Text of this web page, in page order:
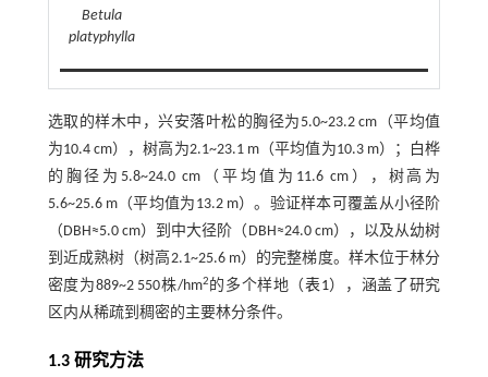
Betula
platyphylla
选取的样木中，兴安落叶松的胸径为5.0~23.2 cm（平均值
为10.4 cm），树高为2.1~23.1 m（平均值为10.3 m）；白桦
的胸径为5.8~24.0 cm（平均值为11.6 cm），树高为
5.6~25.6 m（平均值为13.2 m）。验证样本可覆盖从小径阶
（DBH≈5.0 cm）到中大径阶（DBH≈24.0 cm），以及从幼树
到近成熟树（树高2.1~25.6 m）的完整梯度。样木位于林分
密度为889~2 550株/hm2 的多个样地（表1），涵盖了研究
区内从稀疏到稠密的主要林分条件。
1.3 研究方法